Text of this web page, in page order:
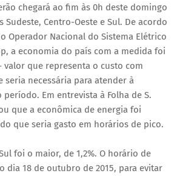
chegará ao fim às 0h deste domingo
Sudeste, Centro-Oeste e Sul. De acordo
Operador Nacional do Sistema Elétrico
a economia do país com a medida foi
valor que representa o custo com
seria necessária para atender à
Em entrevista à Folha de S.
que a econômica de energia foi
que seria gasto em horários de pico.
foi o maior, de 1,2%. O horário de
dia 18 de outubro de 2015, para evitar